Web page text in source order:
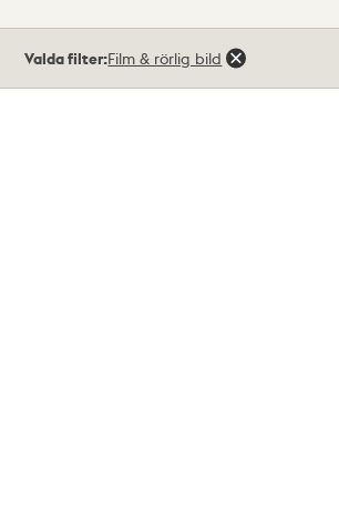
träffar
Valda filter:Film & rörlig bild